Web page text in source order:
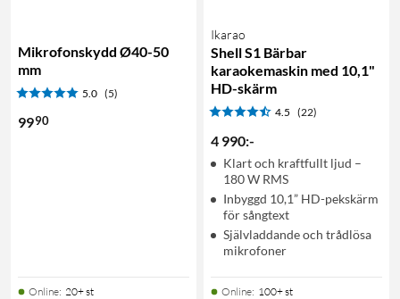
Mikrofonskydd Ø40-50
mm
5.0 (5)
9990
Online: 20+ st
Ikarao
Shell S1 Bärbar
karaokemaskin med 10,1"
HD-skärm
4.5 (22)
4 990:-
Klart och kraftfullt ljud –
180 W RMS
Inbyggd 10,1” HD-pekskärm
för sångtext
Självladdande och trådlösa
mikrofoner
Online: 100+ st